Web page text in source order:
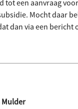
tot een aanvraag
Mocht daar
dan via een bericht
Mulder